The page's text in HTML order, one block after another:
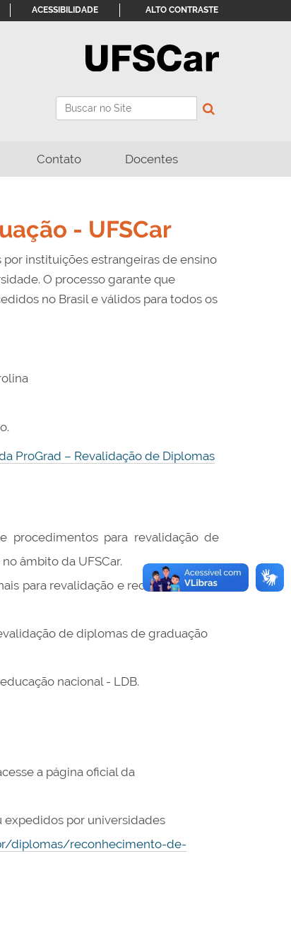
Busca
ACESSIBILIDADE ALTO CONTRASTE
Contato Docentes
- UFSCar
instituições estrangeiras de ensino
O processo garante que
no Brasil e válidos para todos os
ProGrad – Revalidação de Diplomas
procedimentos para revalidação de
âmbito da UFSCar.
para revalidação e reconhecimento
de diplomas de graduação
nacional - LDB.
a página oficial da
por universidades
diplomas/reconhecimento-de-